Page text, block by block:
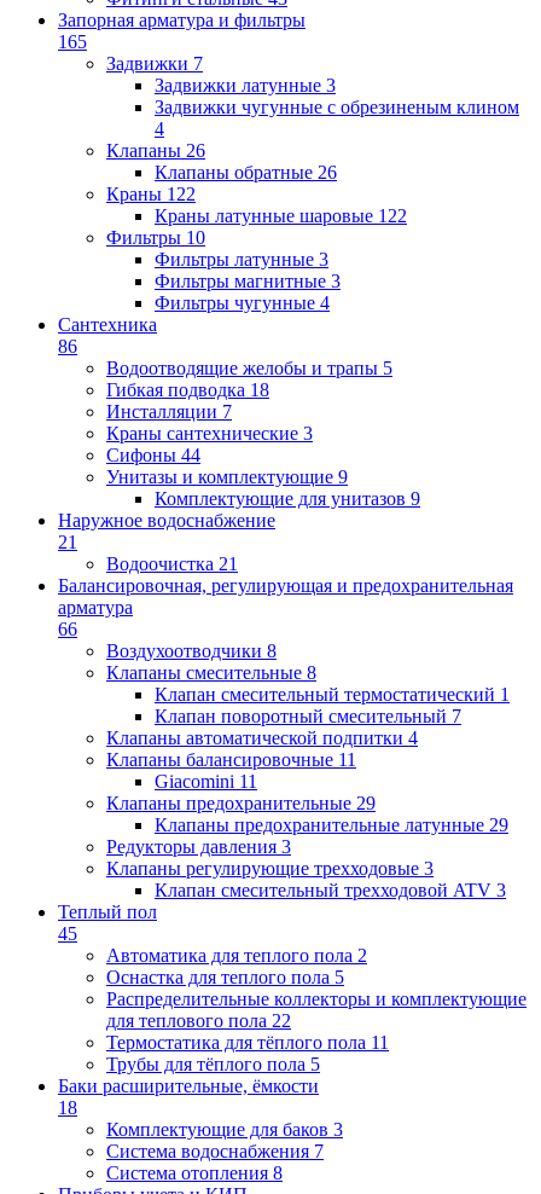
Запорная арматура и фильтры
165
Задвижки 7
Задвижки латунные 3
Задвижки чугунные с обрезиненым клином
4
Клапаны 26
Клапаны обратные 26
Краны 122
Краны латунные шаровые 122
Фильтры 10
Фильтры латунные 3
Фильтры магнитные 3
Фильтры чугунные 4
Сантехника
86
Водоотводящие желобы и трапы 5
Гибкая подводка 18
Инсталляции 7
Краны сантехнические 3
Сифоны 44
Унитазы и комплектующие 9
Комплектующие для унитазов 9
Наружное водоснабжение
21
Водоочистка 21
Балансировочная, регулирующая и предохранительная
арматура
66
Воздухоотводчики 8
Клапаны cмесительные 8
Клапан cмесительный термостатический 1
Клапан поворотный cмесительный 7
Клапаны автоматической подпитки 4
Клапаны балансировочные 11
Giacomini 11
Клапаны предохранительные 29
Клапаны предохранительные латунные 29
Редукторы давления 3
Клапаны регулирующие трехходовые 3
Клапан смесительный трехходовой ATV 3
Теплый пол
45
Автоматика для теплого пола 2
Оснастка для теплого пола 5
Распределительные коллекторы и комплектующие
для теплового пола 22
Термостатика для тёплого пола 11
Трубы для тёплого пола 5
Баки расширительные, ёмкости
18
Комплектующие для баков 3
Система водоснабжения 7
Система отопления 8